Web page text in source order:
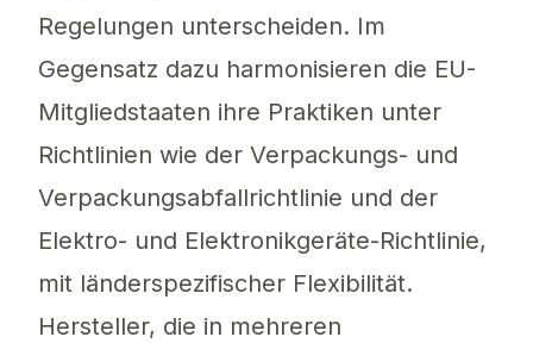
Regelungen unterscheiden. Im
Gegensatz dazu harmonisieren die EU-
Mitgliedstaaten ihre Praktiken unter
Richtlinien wie der Verpackungs- und
Verpackungsabfallrichtlinie und der
Elektro- und Elektronikgeräte-Richtlinie,
mit länderspezifischer Flexibilität.
Hersteller, die in mehreren